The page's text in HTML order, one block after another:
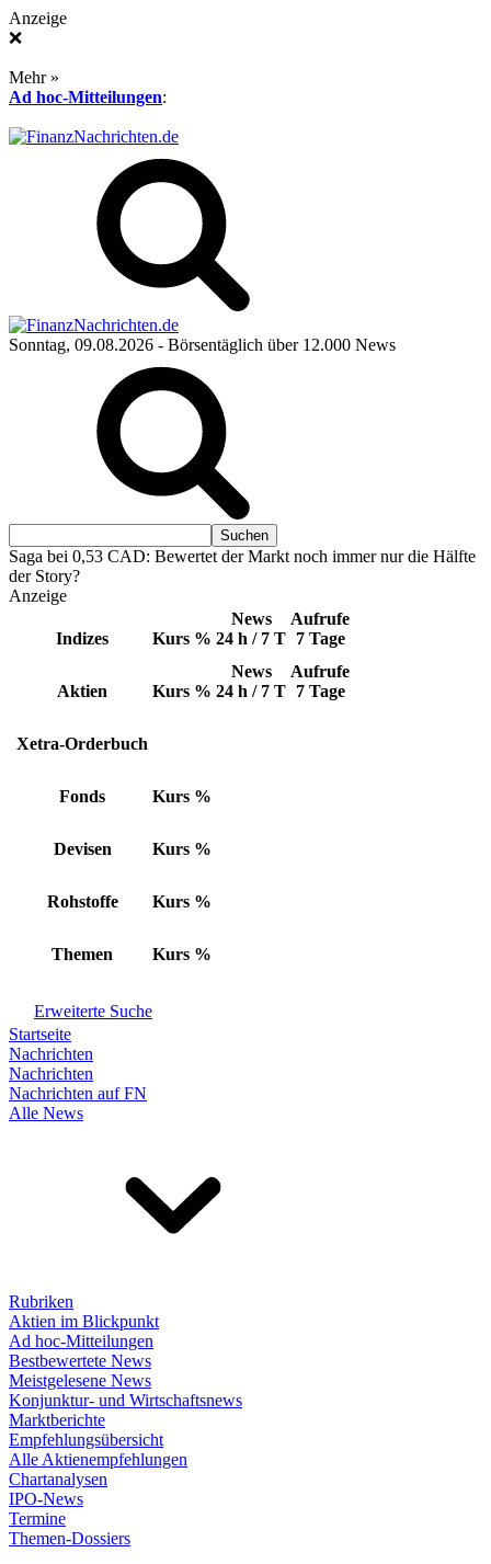
Anzeige
❌
Mehr »
Ad hoc-Mitteilungen:
Sonntag, 09.08.2026 - Börsentäglich über 12.000 News
Saga bei 0,53 CAD: Bewertet der Markt noch immer nur die Hälfte
der Story?
Anzeige
Indizes Kurs %
News
24 h / 7 T
Aufrufe
7 Tage
Aktien Kurs %
News
24 h / 7 T
Aufrufe
7 Tage
Xetra-Orderbuch
Fonds Kurs %
Devisen Kurs %
Rohstoffe Kurs %
Themen Kurs %
Erweiterte Suche
Startseite
Nachrichten
Nachrichten
Nachrichten auf FN
Alle News
Rubriken
Aktien im Blickpunkt
Ad hoc-Mitteilungen
Bestbewertete News
Meistgelesene News
Konjunktur- und Wirtschaftsnews
Marktberichte
Empfehlungsübersicht
Alle Aktienempfehlungen
Chartanalysen
IPO-News
Termine
Themen-Dossiers